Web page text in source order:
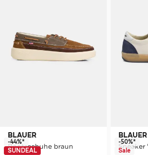
BLAUER
Bootsschuhe braun
-44%*
SUNDEAL
BLAUER
-50%*
Sale